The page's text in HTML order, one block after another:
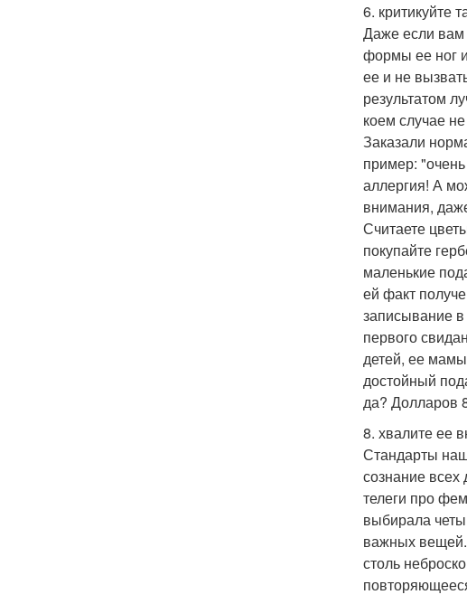
6. критикуйте
Даже если вам
формы ее ног
ее и не
результатом
коем случае
Заказали
пример:
аллергия! А
внимания,
Считаете
покупайте
маленькие
ей факт
записывание
первого
детей, ее
достойный
да? Долларов
8. хвалите ее
Стандарты
сознание
телеги про
выбирала
важных вещей.
столь